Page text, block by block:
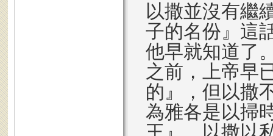
以撒並沒有繼
子的名份』這
他早就知道了
之前，上帝早
的』，但以撒
為雅各是以掃